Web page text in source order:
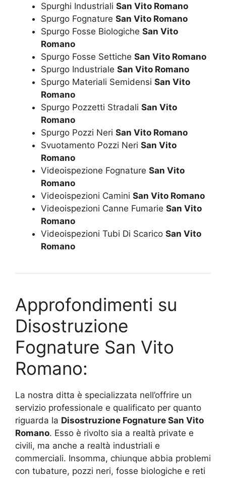
Spurghi Industriali San Vito Romano
Spurgo Fognature San Vito Romano
Spurgo Fosse Biologiche San Vito
Romano
Spurgo Fosse Settiche San Vito Romano
Spurgo Industriale San Vito Romano
Spurgo Materiali Semidensi San Vito
Romano
Spurgo Pozzetti Stradali San Vito
Romano
Spurgo Pozzi Neri San Vito Romano
Svuotamento Pozzi Neri San Vito
Romano
Videoispezione Fognature San Vito
Romano
Videoispezioni Camini San Vito Romano
Videoispezioni Canne Fumarie San Vito
Romano
Videoispezioni Tubi Di Scarico San Vito
Romano
Approfondimenti su
Disostruzione
Fognature San Vito
Romano:
La nostra ditta è specializzata nell’offrire un
servizio professionale e qualificato per quanto
riguarda la Disostruzione Fognature San Vito
Romano. Esso è rivolto sia a realtà private e
civili, ma anche a realtà industriali e
commerciali. Insomma, chiunque abbia problemi
con tubature, pozzi neri, fosse biologiche e reti